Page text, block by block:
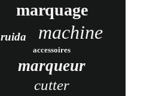
marquage
ruida machine
accessoires
marqueur
cutter